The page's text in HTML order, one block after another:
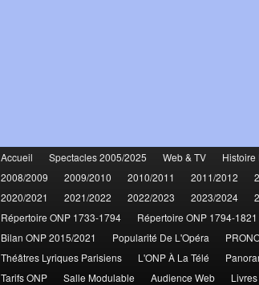
Accueil Spectacles 2005/2025 Web & TV Histoire
2008/2009
2009/2010 2010/2011 2011/2012
2020/2021
2021/2022 2022/2023 2023/2024
Répertoire ONP 1733-1794
Répertoire ONP 1794-1821
Bilan ONP 2015/2021
Popularité De L'Opéra
Théâtres Lyriques Parisiens
L'ONP À La Télé
Tarifs ONP
Salle Modulable Audience Web Livres